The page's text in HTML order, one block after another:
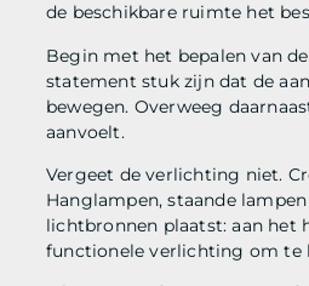
de beschikbare ruimte het
Begin met het bepalen van
statement stuk zijn dat de
bewegen. Overweeg
aanvoelt.
Vergeet de verlichting niet.
Hanglampen, staande
lichtbronnen plaatst: aan het
functionele verlichting om te